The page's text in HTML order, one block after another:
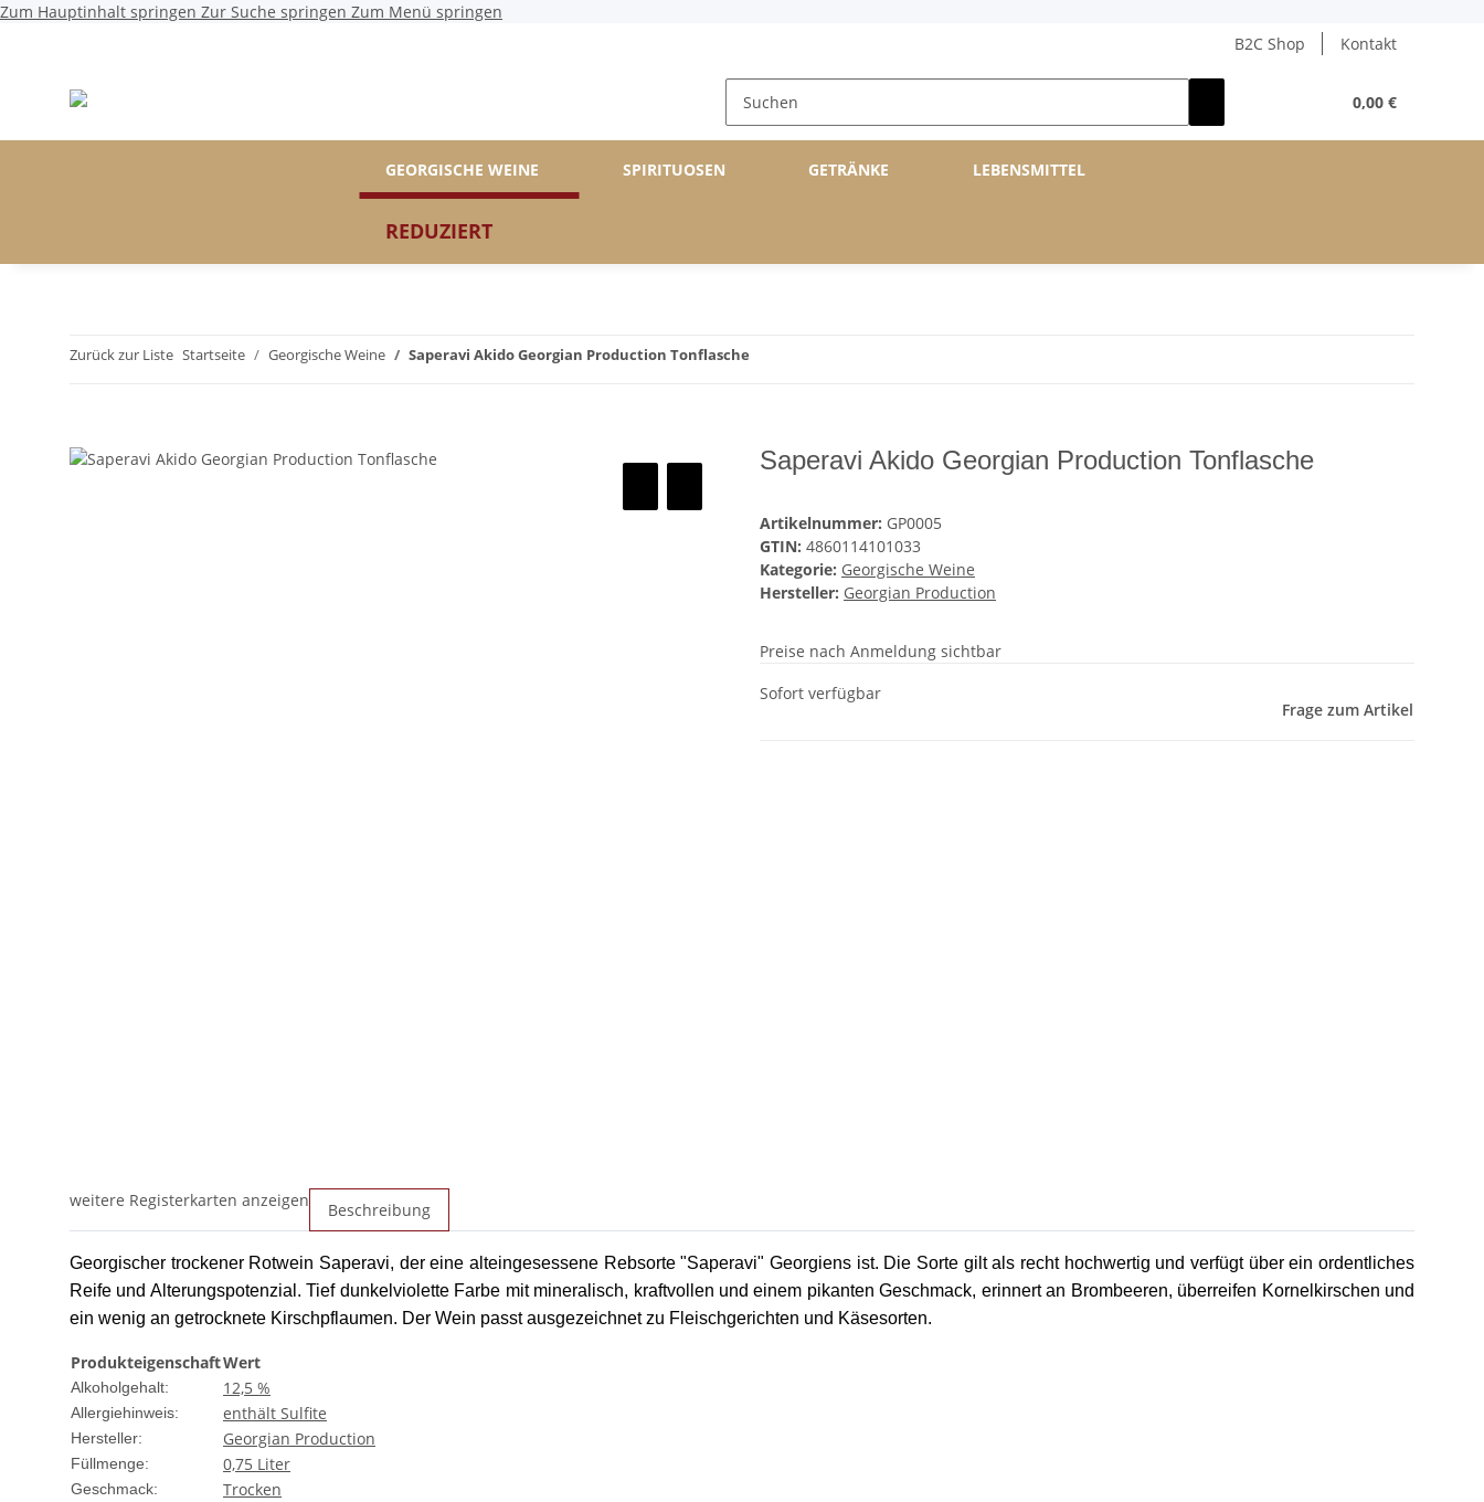
Zum Hauptinhalt springen Zur Suche springen Zum Menü springen
B2C Shop
Kontakt
0,00 €
GEORGISCHE WEINE SPIRITUOSEN GETRÄNKE LEBENSMITTEL
REDUZIERT
Zurück zur Liste Startseite Georgische Weine Saperavi Akido Georgian Production Tonflasche
Saperavi Akido Georgian Production Tonflasche
Artikelnummer: GP0005
GTIN: 4860114101033
Kategorie: Georgische Weine
Hersteller: Georgian Production
Preise nach Anmeldung sichtbar
Sofort verfügbar
Frage zum Artikel
weitere Registerkarten anzeigen Beschreibung
Georgischer trockener Rotwein Saperavi, der eine alteingesessene Rebsorte "Saperavi" Georgiens ist. Die Sorte gilt als recht hochwertig und verfügt über ein ordentliches
Reife und Alterungspotenzial. Tief dunkelviolette Farbe mit mineralisch, kraftvollen und einem pikanten Geschmack, erinnert an Brombeeren, überreifen Kornelkirschen und
ein wenig an getrocknete Kirschpflaumen. Der Wein passt ausgezeichnet zu Fleischgerichten und Käsesorten.
ProdukteigenschaftWert
Alkoholgehalt: 12,5 %
Allergiehinweis: enthält Sulfite
Hersteller: Georgian Production
Füllmenge: 0,75 Liter
Geschmack: Trocken